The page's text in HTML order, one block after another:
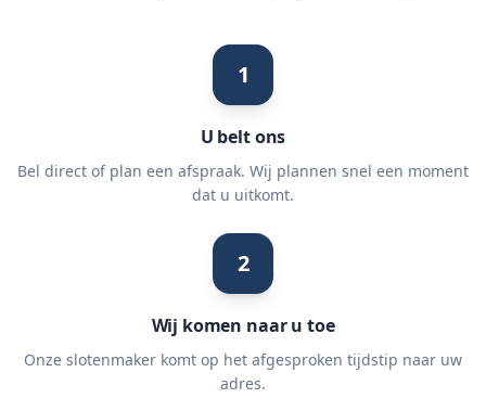
1
U belt ons
Bel direct of plan een afspraak. Wij plannen snel een moment
dat u uitkomt.
2
Wij komen naar u toe
Onze slotenmaker komt op het afgesproken tijdstip naar uw
adres.